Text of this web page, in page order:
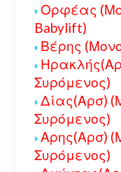
Ορφέας
Babylift)
Βέρης
Συρόμενος)
Δίας(Αρσ)
Συρόμενος)
Αρης(Αρσ)
Συρόμενος)